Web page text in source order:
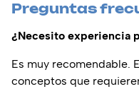
Preguntas
¿Necesito experiencia
Es muy recomendable.
conceptos que